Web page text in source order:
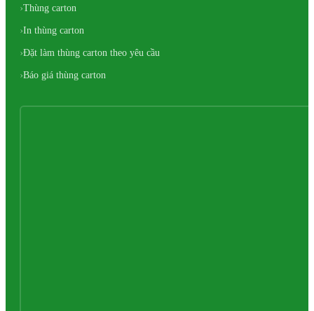
Thùng carton
In thùng carton
Đặt làm thùng carton theo yêu cầu
Báo giá thùng carton